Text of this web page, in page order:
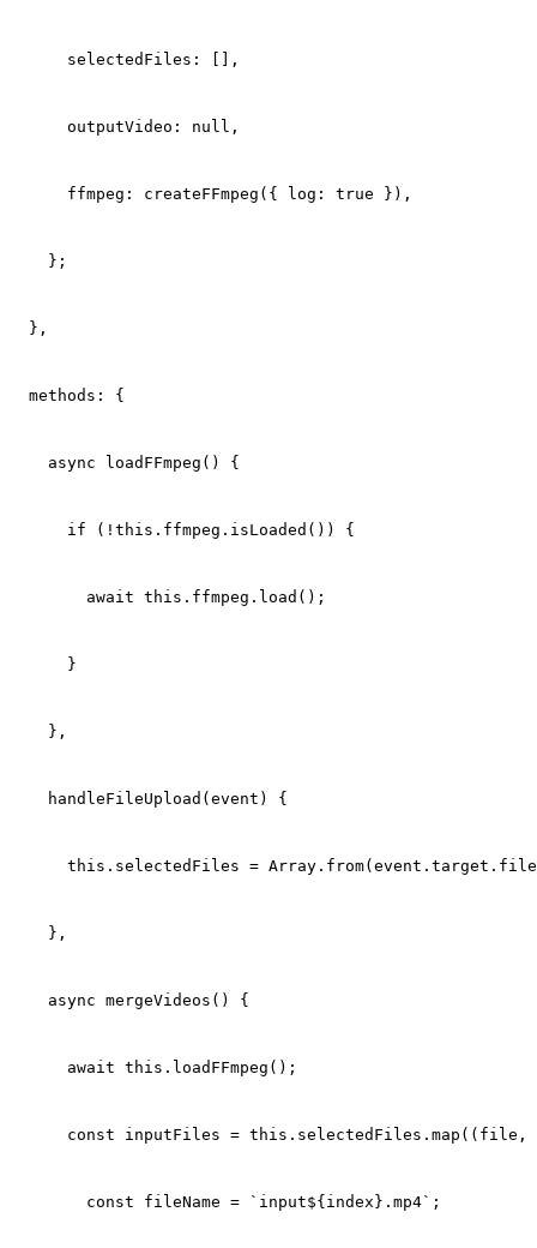
      selectedFiles: [],
      outputVideo: null,
      ffmpeg: createFFmpeg({ log: true }),
    };
  },
  methods: {
    async loadFFmpeg() {
      if (!this.ffmpeg.isLoaded()) {
        await this.ffmpeg.load();
      }
    },
    handleFileUpload(event) {
this.selectedFiles =
    },
    async mergeVideos() {
      await this.loadFFmpeg();
const inputFiles = this.selectedFiles.map((file,
        const fileName = `input${index}.mp4`;